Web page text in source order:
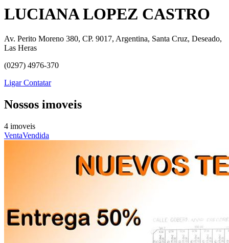
LUCIANA LOPEZ CASTRO
Av. Perito Moreno 380, CP. 9017, Argentina, Santa Cruz, Deseado,
Las Heras
(0297) 4976-370
LigarContatar
Nossos imoveis
4 imoveis
VentaVendida